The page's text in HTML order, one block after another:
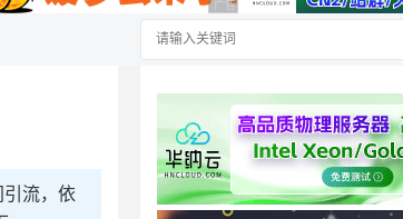
告，理性选择 广告 商业广告，理性选择
流，依